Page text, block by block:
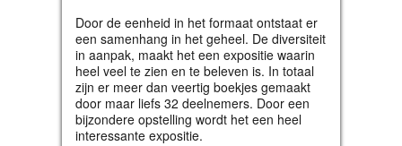
Door de eenheid in het formaat ontstaat er
een samenhang in het geheel. De diversiteit
in aanpak, maakt het een expositie waarin
heel veel te zien en te beleven is. In totaal
zijn er meer dan veertig boekjes gemaakt
door maar liefs 32 deelnemers. Door een
bijzondere opstelling wordt het een heel
interessante expositie.